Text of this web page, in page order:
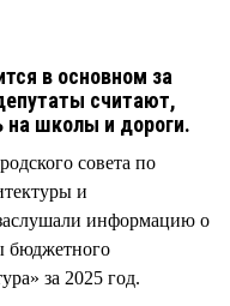
в основном за
считают,
на школы и дороги.
совета по
и
информацию о
бюджетного
за 2025 год.